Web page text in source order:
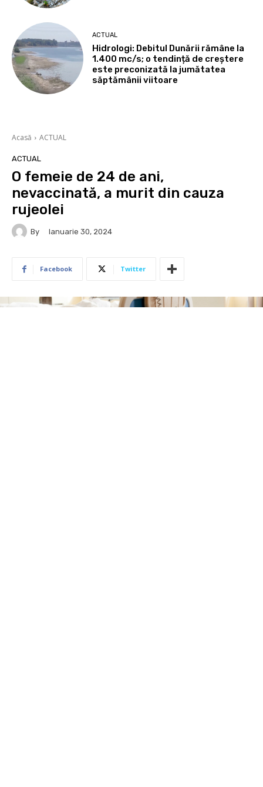
ACTUAL
Hidrologi: Debitul Dunării rămâne la
1.400 mc/s; o tendință de creștere
este preconizată la jumătatea
săptămânii viitoare